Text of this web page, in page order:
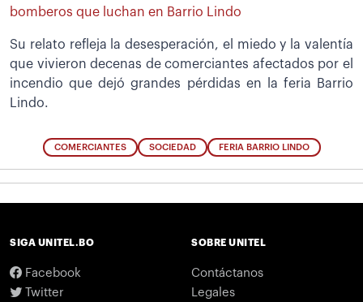
bomberos que luchan en Barrio Lindo
Su relato refleja la desesperación, el miedo y la valentía
que vivieron decenas de comerciantes afectados por el
incendio que dejó grandes pérdidas en la feria Barrio
Lindo.
COMERCIANTES SOCIEDAD FERIA BARRIO LINDO
SIGA UNITEL.BO
Facebook
Twitter
SOBRE UNITEL
Contáctanos
Legales